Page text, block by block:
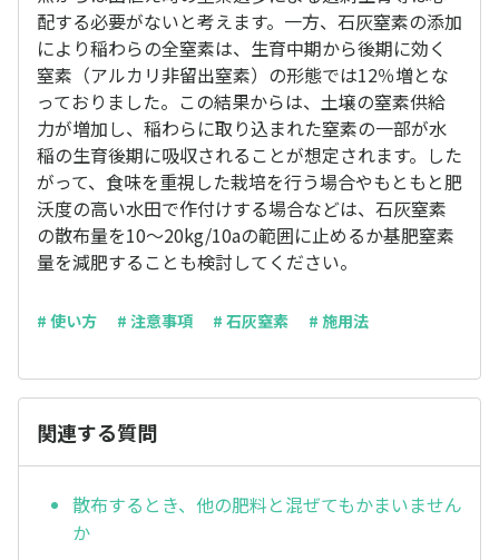
配する必要がないと考えます。一方、石灰窒素の添加
により稲わらの全窒素は、生育中期から後期に効く
窒素（アルカリ非留出窒素）の形態では12％増とな
っておりました。この結果からは、土壌の窒素供給
力が増加し、稲わらに取り込まれた窒素の一部が水
稲の生育後期に吸収されることが想定されます。した
がって、食味を重視した栽培を行う場合やもともと肥
沃度の高い水田で作付けする場合などは、石灰窒素
の散布量を10～20kg/10aの範囲に止めるか基肥窒素
量を減肥することも検討してください。
# 使い方 # 注意事項 # 石灰窒素 # 施用法
関連する質問
散布するとき、他の肥料と混ぜてもかまいません
か